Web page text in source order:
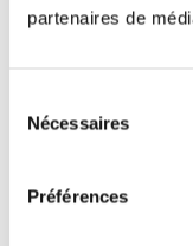
partenaires de
Nécessaires
Préférences
DONE!